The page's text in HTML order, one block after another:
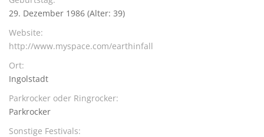
29. Dezember 1986 (Alter: 39)
Website
http://www.myspace.com/earthinfall
Ort
Ingolstadt
Parkrocker oder Ringrocker
Parkrocker
Sonstige Festivals